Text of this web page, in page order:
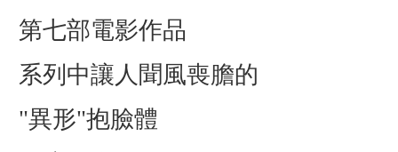
第七部電影作品
系列中讓人聞風喪膽的
"異形"抱臉體